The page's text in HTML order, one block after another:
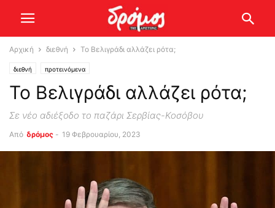
Αρχική διεθνή Το Βελιγράδι αλλάζει ρότα;
διεθνή προτεινόμενα
Το Βελιγράδι αλλάζει ρότα;
Σε νέο αδιέξοδο το παζάρι Σερβίας-Κοσόβου
Από δρόμος - 19 Φεβρουαρίου, 2023